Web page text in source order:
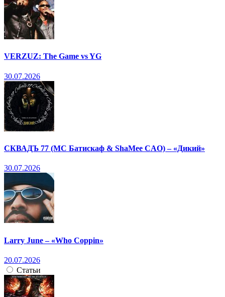
VERZUZ: The Game vs YG
30.07.2026
СКВАДЪ 77 (МС Батискаф & ShaMee CAO) – «Дикий»
30.07.2026
Larry June – «Who Coppin»
20.07.2026
Статьи